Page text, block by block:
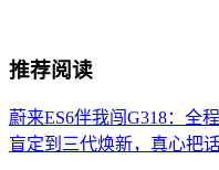
推荐阅读
蔚来ES6伴我闯G318：全
盲定到三代焕新，真心把